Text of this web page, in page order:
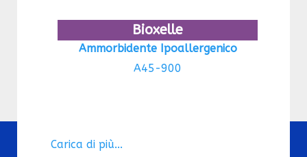
Bioxelle
Ammorbidente Ipoallergenico
A45-900
Carica di più...